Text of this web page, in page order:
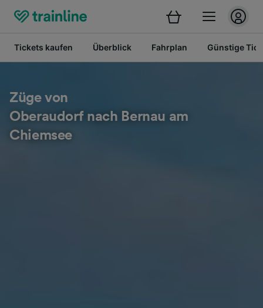
Tickets kaufen Überblick Fahrplan Günstige
Züge von
Oberaudorf nach Bernau am
Chiemsee